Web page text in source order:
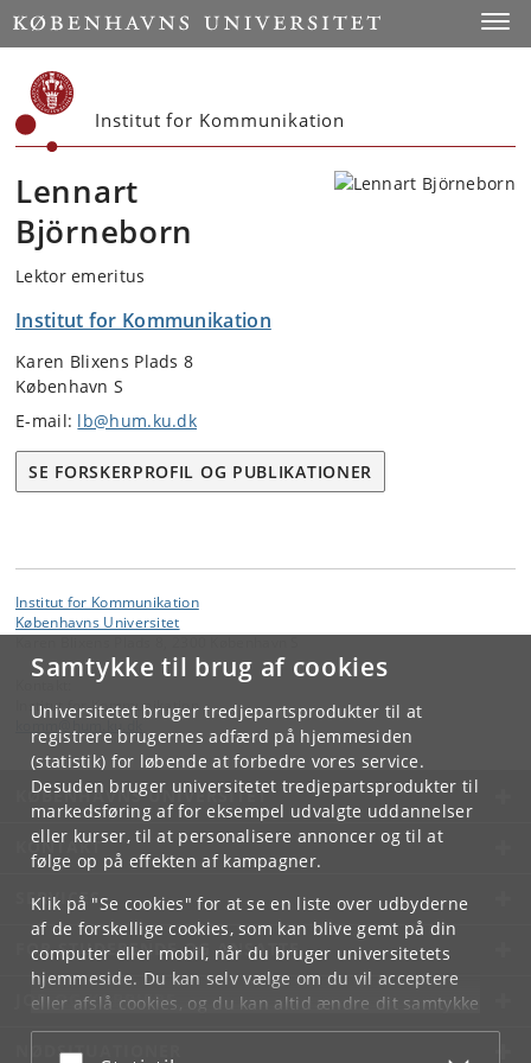
Samtykke til brug af cookies
Universitetet bruger tredjepartsprodukter til at
registrere brugernes adfærd på hjemmesiden
(statistik) for løbende at forbedre vores service.
Desuden bruger universitetet tredjepartsprodukter til
markedsføring af for eksempel udvalgte uddannelser
eller kurser, til at personalisere annoncer og til at
følge op på effekten af kampagner.
Klik på "Se cookies" for at se en liste over udbyderne
af de forskellige cookies, som kan blive gemt på din
computer eller mobil, når du bruger universitetets
hjemmeside. Du kan selv vælge om du vil acceptere
eller afslå cookies, og du kan altid ændre dit samtykke
underCookie- og privatlivspolitiksom du finder i
bunden af hver side.
Start
Institut for Kommunikation
Lennart
Björneborn
Lektor emeritus
Institut for Kommunikation
Karen Blixens Plads 8
København S
E-mail: lb@hum.ku.dk
SE FORSKERPROFIL OG PUBLIKATIONER
Institut for Kommunikation
Københavns Universitet
Institut for Kommunikation
KØBENHAVNS UNIVERSITET
KONTAKT
SERVICES
FOR STUDERENDE OG ANSATTE
JOB OG KARRIERE
NØDSITUATIONER